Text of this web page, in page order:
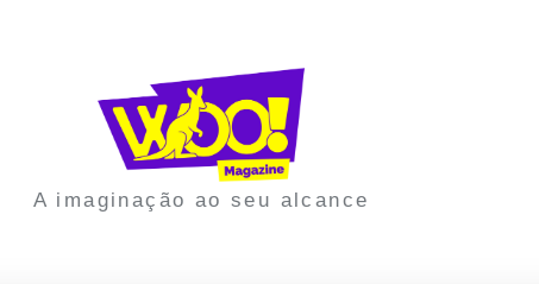
A imaginação ao seu alcance